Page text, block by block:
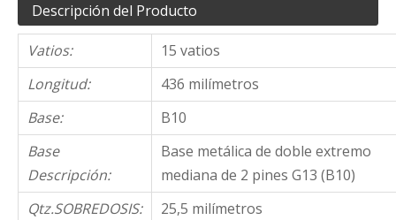
Descripción del Producto
Vatios:
15 vatios
Longitud:
436 milímetros
Base:
B10
Base
Descripción:
Base metálica de doble extremo
mediana de 2 pines G13 (B10)
Qtz.SOBREDOSIS:
25,5 milímetros